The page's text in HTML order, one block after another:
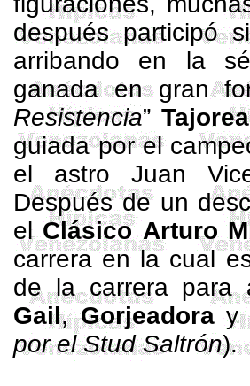
después participó
arribando en la
ganada en gran
Resistencia”
guiada por el
el astro Juan
Después de un
elClásico Arturo
carrera en la cual
de la carrera para
Gail,Gorjeadoray
por elStud Saltrón).